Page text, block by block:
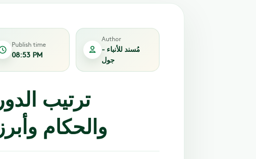
Publish time
08:53 PM
Author
مُسند للأنباء -
جول
ترتيب
والحكام